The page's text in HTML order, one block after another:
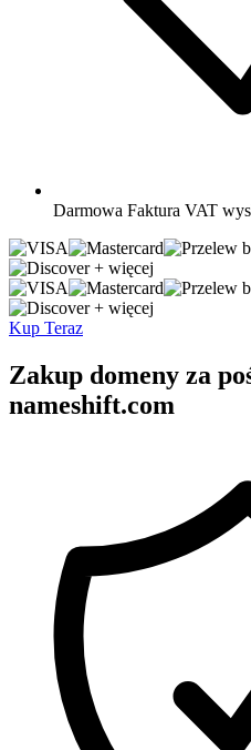
Darmowa Faktura VAT
+ więcej
+ więcej
Kup Teraz
Zakup domeny za
nameshift.com